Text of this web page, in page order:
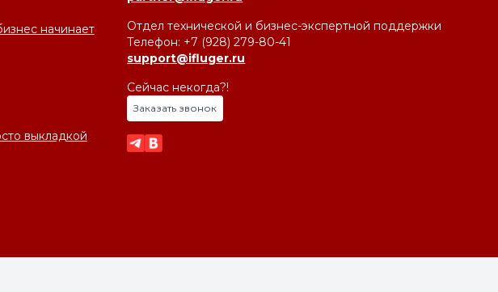
начинает
выкладкой
Отдел технической и бизнес-экспертной поддержки
Телефон: +7 (928) 279-80-41
support@ifluger.ru
Сейчас некогда?!
Заказать звонок